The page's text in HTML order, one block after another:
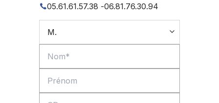
05.61.61.57.38 -06.81.76.30.94